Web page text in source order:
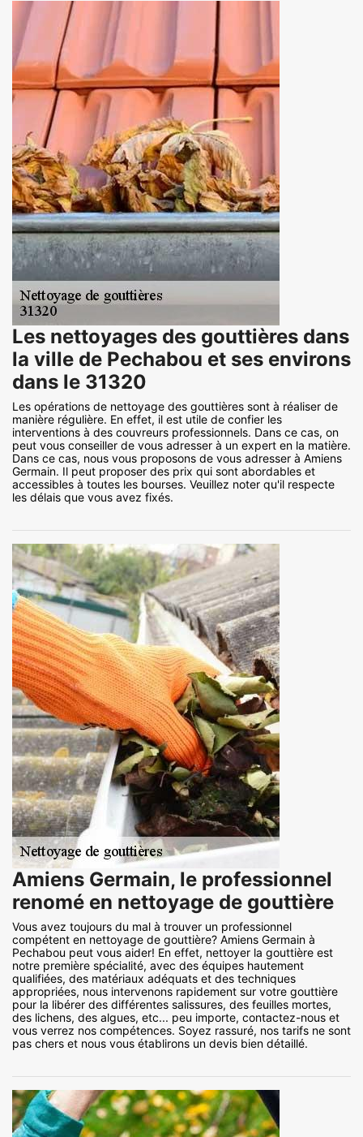
Les nettoyages des gouttières dans
la ville de Pechabou et ses environs
dans le 31320
Les opérations de nettoyage des gouttières sont à réaliser de
manière régulière. En effet, il est utile de confier les
interventions à des couvreurs professionnels. Dans ce cas, on
peut vous conseiller de vous adresser à un expert en la matière.
Dans ce cas, nous vous proposons de vous adresser à Amiens
Germain. Il peut proposer des prix qui sont abordables et
accessibles à toutes les bourses. Veuillez noter qu'il respecte
les délais que vous avez fixés.
Amiens Germain, le professionnel
renomé en nettoyage de gouttière
Vous avez toujours du mal à trouver un professionnel
compétent en nettoyage de gouttière? Amiens Germain à
Pechabou peut vous aider! En effet, nettoyer la gouttière est
notre première spécialité, avec des équipes hautement
qualifiées, des matériaux adéquats et des techniques
appropriées, nous intervenons rapidement sur votre gouttière
pour la libérer des différentes salissures, des feuilles mortes,
des lichens, des algues, etc... peu importe, contactez-nous et
vous verrez nos compétences. Soyez rassuré, nos tarifs ne sont
pas chers et nous vous établirons un devis bien détaillé.